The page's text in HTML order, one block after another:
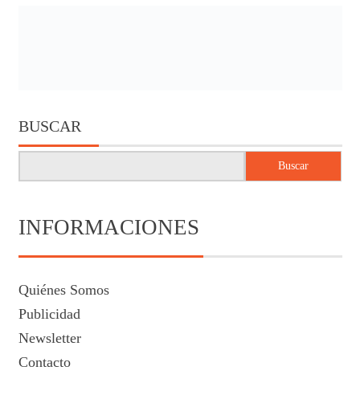
BUSCAR
Buscar
INFORMACIONES
Quiénes Somos
Publicidad
Newsletter
Contacto